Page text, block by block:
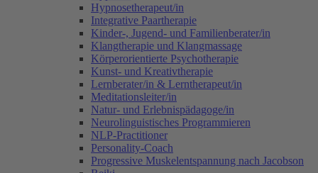
Hypnosetherapeut/in
Integrative Paartherapie
Kinder-, Jugend- und Familienberater/in
Klangtherapie und Klangmassage
Körperorientierte Psychotherapie
Kunst- und Kreativtherapie
Lernberater/in & Lerntherapeut/in
Meditationsleiter/in
Natur- und Erlebnispädagoge/in
Neurolinguistisches Programmieren
NLP-Practitioner
Personality-Coach
Progressive Muskelentspannung nach Jacobson